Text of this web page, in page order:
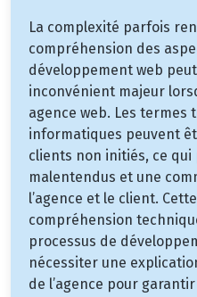
La complexité parfois
compréhension des
développement web
inconvénient majeur
agence web. Les termes
informatiques peuvent
clients non initiés, ce
malentendus et une
l’agence et le client.
compréhension
processus de
nécessiter une
de l’agence pour